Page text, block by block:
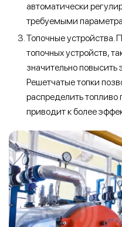
автоматически
требуемыми
Топочные устройства.
топочных устройств,
значительно повысить
Решетчатые топки
распределить топливо
приводит к более